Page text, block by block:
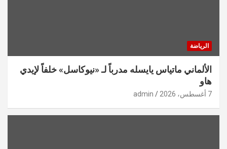
الرياضة
الألماني ماتياس يايسله مدرباً لـ «نيوكاسل» خلفاً لإيدي
هاو
7 أغسطس، 2026 admin